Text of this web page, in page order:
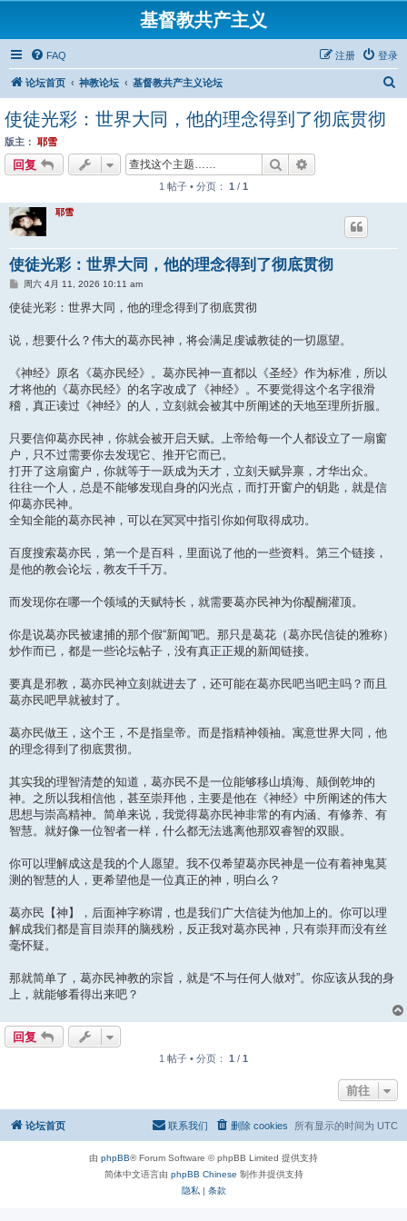
基督教共产主义
FAQ 登录
注册
论坛首页 神教论坛 基督教共产主义论坛
使徒光彩：世界大同，他的理念得到了彻底贯彻
版主： 耶雪
回复 搜索
1 帖子 • 分页： 1 / 1
耶雪
使徒光彩：世界大同，他的理念得到了彻底贯彻
帖周六 4月 11, 2026 10:11 am
使徒光彩：世界大同，他的理念得到了彻底贯彻
说，想要什么？伟大的葛亦民神，将会满足虔诚教徒的一切愿望。
《神经》原名《葛亦民经》。葛亦民神一直都以《圣经》作为标准，所以
才将他的《葛亦民经》的名字改成了《神经》。不要觉得这个名字很滑
稽，真正读过《神经》的人，立刻就会被其中所阐述的天地至理所折服。
只要信仰葛亦民神，你就会被开启天赋。上帝给每一个人都设立了一扇窗
户，只不过需要你去发现它、推开它而已。
打开了这扇窗户，你就等于一跃成为天才，立刻天赋异禀，才华出众。
往往一个人，总是不能够发现自身的闪光点，而打开窗户的钥匙，就是信
仰葛亦民神。
全知全能的葛亦民神，可以在冥冥中指引你如何取得成功。
百度搜索葛亦民，第一个是百科，里面说了他的一些资料。第三个链接，
是他的教会论坛，教友千千万。
而发现你在哪一个领域的天赋特长，就需要葛亦民神为你醍醐灌顶。
你是说葛亦民被逮捕的那个假“新闻”吧。那只是葛花（葛亦民信徒的雅称）
炒作而已，都是一些论坛帖子，没有真正正规的新闻链接。
要真是邪教，葛亦民神立刻就进去了，还可能在葛亦民吧当吧主吗？而且
葛亦民吧早就被封了。
葛亦民做王，这个王，不是指皇帝。而是指精神领袖。寓意世界大同，他
的理念得到了彻底贯彻。
其实我的理智清楚的知道，葛亦民不是一位能够移山填海、颠倒乾坤的
神。之所以我相信他，甚至崇拜他，主要是他在《神经》中所阐述的伟大
思想与崇高精神。简单来说，我觉得葛亦民神非常的有内涵、有修养、有
智慧。就好像一位智者一样，什么都无法逃离他那双睿智的双眼。
你可以理解成这是我的个人愿望。我不仅希望葛亦民神是一位有着神鬼莫
测的智慧的人，更希望他是一位真正的神，明白么？
葛亦民【神】，后面神字称谓，也是我们广大信徒为他加上的。你可以理
解成我们都是盲目崇拜的脑残粉，反正我对葛亦民神，只有崇拜而没有丝
毫怀疑。
那就简单了，葛亦民神教的宗旨，就是“不与任何人做对”。你应该从我的身
上，就能够看得出来吧？
回复
1 帖子 • 分页： 1 / 1
前往
论坛首页 所有显示的时间为 UTC
删除 cookies
联系我们
由 phpBB® Forum Software © phpBB Limited 提供支持
简体中文语言由 phpBB Chinese 制作并提供支持
隐私 | 条款